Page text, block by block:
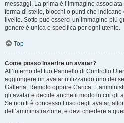
messaggi. La prima è l’immagine
forma di stelle, blocchi o punti che
livello. Sotto può esserci un’immagine più
genere è unica e specifica per ogni utente.
Top
Come posso inserire un avatar?
All’interno del tuo Pannello di Controllo
aggiungere un avatar utilizzando uno dei
Galleria, Remoto oppure Carica.
gli avatar e decide anche il modo in cui gli
Se non ti è concesso l’uso degli avatar,
dell’amministrazione, e devi chiedere a